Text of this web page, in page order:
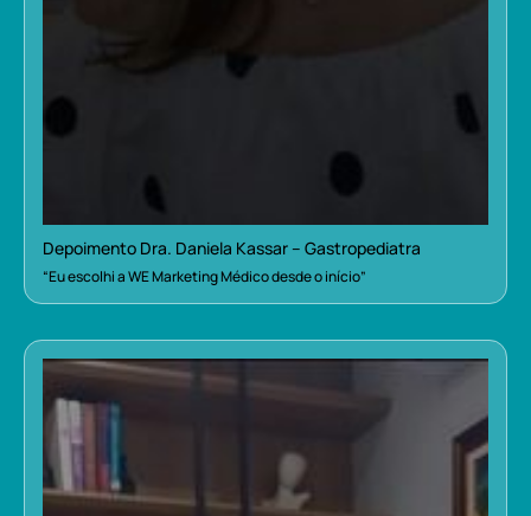
Depoimento Dra. Daniela Kassar – Gastropediatra
“Eu escolhi a WE Marketing Médico desde o início”